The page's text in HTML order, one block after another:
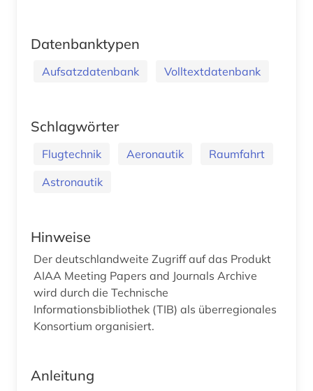
Datenbanktypen
Aufsatzdatenbank Volltextdatenbank
Schlagwörter
Flugtechnik Aeronautik
Raumfahrt
Astronautik
Hinweise
Der deutschlandweite Zugriff auf das Produkt
AIAA Meeting Papers and Journals Archive
wird durch die Technische
Informationsbibliothek (TIB) als überregionales
Konsortium organisiert.
Anleitung